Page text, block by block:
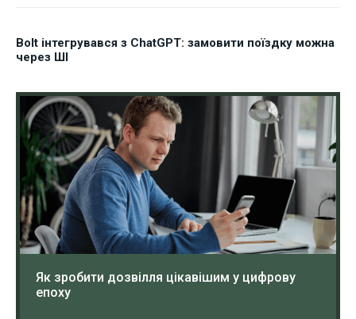
Bolt інтегрувався з ChatGPT: замовити поїздку можна
через ШІ
Як зробити дозвілля цікавішим у цифрову
епоху